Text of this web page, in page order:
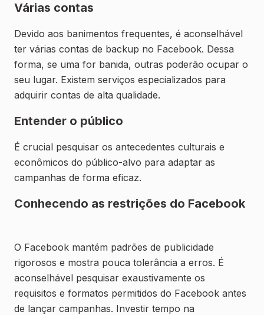
Várias contas
Devido aos banimentos frequentes, é aconselhável
ter várias contas de backup no Facebook. Dessa
forma, se uma for banida, outras poderão ocupar o
seu lugar. Existem serviços especializados para
adquirir contas de alta qualidade.
Entender o público
É crucial pesquisar os antecedentes culturais e
econômicos do público-alvo para adaptar as
campanhas de forma eficaz.
Conhecendo as restrições do Facebook
O Facebook mantém padrões de publicidade
rigorosos e mostra pouca tolerância a erros. É
aconselhável pesquisar exaustivamente os
requisitos e formatos permitidos do Facebook antes
de lançar campanhas. Investir tempo na